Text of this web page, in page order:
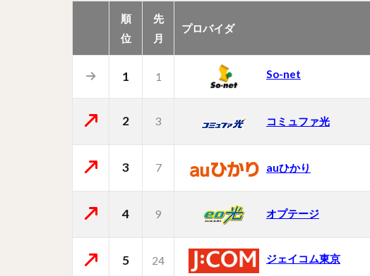
順
位
先
月
プロバイダ
1 1 So-net
2 3 コミュファ光
3 7 auひかり
4 9 オプテージ
5 24 ジェイコム東京